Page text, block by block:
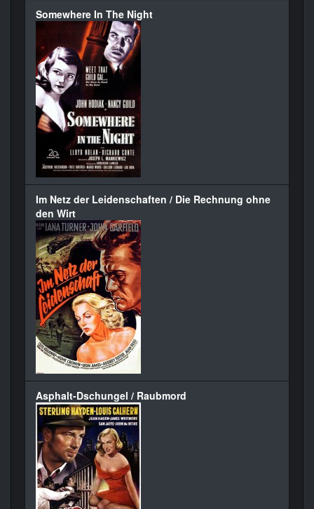
Somewhere In The Night
Im Netz der Leidenschaften / Die Rechnung ohne
den Wirt
Asphalt-Dschungel / Raubmord